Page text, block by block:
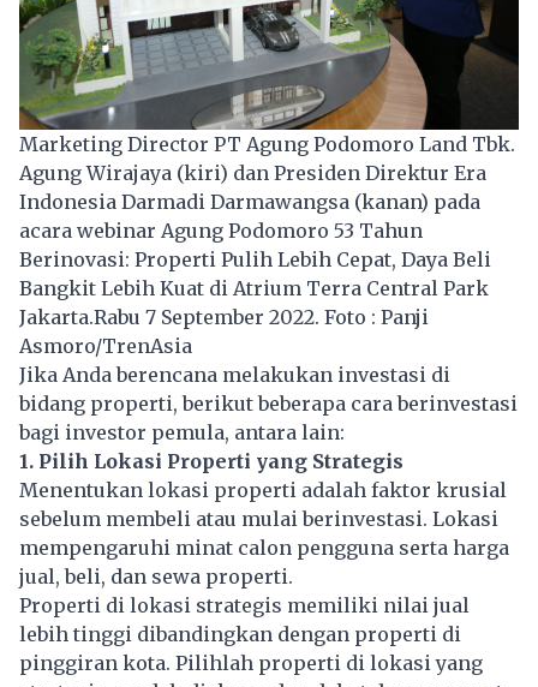
Marketing Director PT Agung Podomoro Land Tbk.
Agung Wirajaya (kiri) dan Presiden Direktur Era
Indonesia Darmadi Darmawangsa (kanan) pada
acara webinar Agung Podomoro 53 Tahun
Berinovasi: Properti Pulih Lebih Cepat, Daya Beli
Bangkit Lebih Kuat di Atrium Terra Central Park
Jakarta.Rabu 7 September 2022. Foto : Panji
Asmoro/TrenAsia
Jika Anda berencana melakukan investasi di
bidang properti, berikut beberapa cara berinvestasi
bagi investor pemula, antara lain:
1. Pilih Lokasi Properti yang Strategis
Menentukan lokasi properti adalah faktor krusial
sebelum membeli atau mulai berinvestasi. Lokasi
mempengaruhi minat calon pengguna serta harga
jual, beli, dan sewa properti.
Properti di lokasi strategis memiliki nilai jual
lebih tinggi dibandingkan dengan properti di
pinggiran kota. Pilihlah properti di lokasi yang